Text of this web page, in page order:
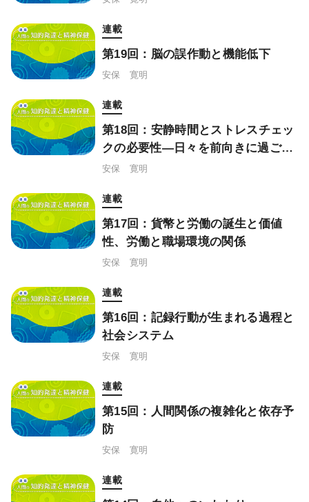
連載
第19回：脳の誤作動と機能低下
安保 寛明
連載
第18回：安静時間とストレスチェッ
クの必要性―日々を前向きに過ごす
ために
安保 寛明
連載
第17回：貨幣と労働の誕生と価値
性、労働と職場環境の関係
安保 寛明
連載
第16回：記録行動が生まれる過程と
社会システム
安保 寛明
連載
第15回：人間関係の複雑化と依存予
防
安保 寛明
連載